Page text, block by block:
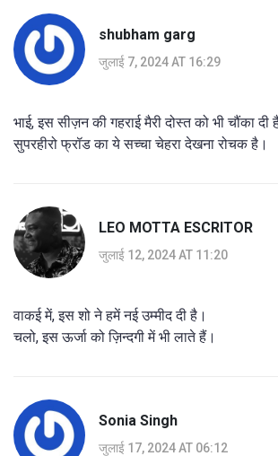
shubham garg
जुलाई 7, 2024 AT 16:29
भाई, इस सीज़न की गहराई मैरी दोस्त को भी चौंका दी
सुपरहीरो फ्रॉड का ये सच्चा चेहरा देखना रोचक है।
LEO MOTTA ESCRITOR
जुलाई 12, 2024 AT 11:20
वाकई में, इस शो ने हमें नई उम्मीद दी है।
चलो, इस ऊर्जा को ज़िन्दगी में भी लाते हैं।
Sonia Singh
जुलाई 17, 2024 AT 06:12